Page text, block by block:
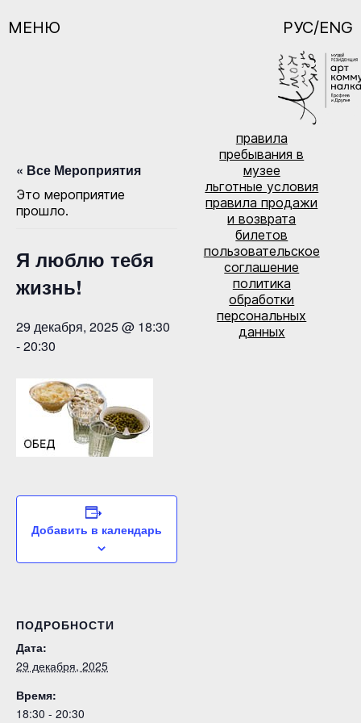
МЕНЮ РУС/ENG
« Все Мероприятия
Это мероприятие
прошло.
Я люблю тебя
жизнь!
29 декабря, 2025 @ 18:30
-20:30
Добавить в календарь
ПОДРОБНОСТИ
Дата:
29 декабря, 2025
Время:
18:30 - 20:30
правила
пребывания в
музее
льготные условия
правила продажи
и возврата
билетов
пользовательское
соглашение
политика
обработки
персональных
данных